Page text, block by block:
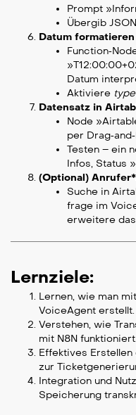
Prompt
Übergib
Datum formatieren
Datum
Aktiviere
Datensatz in
Node
per
Testen – ein
Infos, Status
(Optional)
Suche in
frage im
erweitere
Lernziele:
Lernen, wie man
VoiceAgent erstellt.
Verstehen, wie
mit N8N funktioniert.
Effektives
zur
Integration und
Speicherung